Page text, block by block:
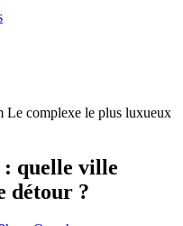
: quelle ville
détour ?